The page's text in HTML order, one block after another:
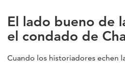
El lado bueno de
el condado de
Cuando los historiadores echen